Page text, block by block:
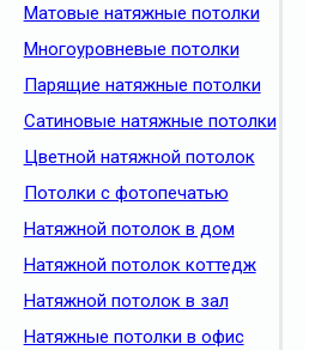
Матовые натяжные потолки
Многоуровневые потолки
Парящие натяжные потолки
Сатиновые натяжные потолки
Цветной натяжной потолок
Потолки с фотопечатью
Натяжной потолок в дом
Натяжной потолок коттедж
Натяжной потолок в зал
Натяжные потолки в офис